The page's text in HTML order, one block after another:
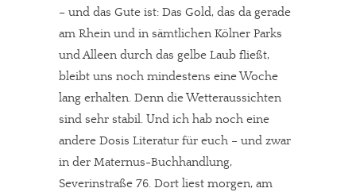
– und das Gute ist: Das Gold, das da gerade
am Rhein und in sämtlichen Kölner Parks
und Alleen durch das gelbe Laub fließt,
bleibt uns noch mindestens eine Woche
lang erhalten. Denn die Wetteraussichten
sind sehr stabil. Und ich hab noch eine
andere Dosis Literatur für euch – und zwar
in der Maternus-Buchhandlung,
Severinstraße 76. Dort liest morgen, am